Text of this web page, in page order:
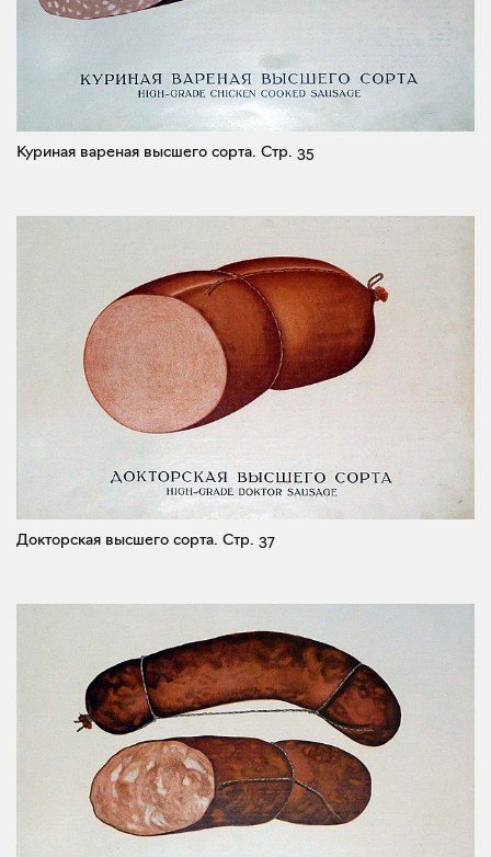
Куриная вареная высшего сорта. Стр. 35
Докторская высшего сорта. Стр. 37